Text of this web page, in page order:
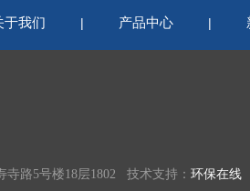
于我们 | 产品中心 |
路5号楼18层1802 技术支持： 环保在线